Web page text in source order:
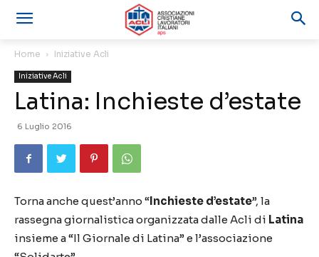
Home Iniziative Acli
Iniziative Acli
Latina: Inchieste d’estate
6 Luglio 2016
Torna anche quest’anno “Inchieste d’estate”, la
rassegna giornalistica organizzata dalle Acli di Latina
insieme a “Il Giornale di Latina” e l’associazione